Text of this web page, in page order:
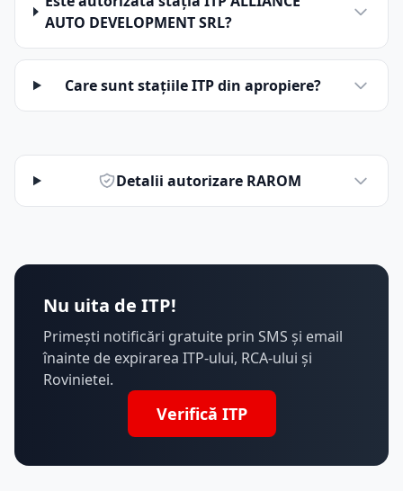
AUTO DEVELOPMENT SRL?
Care sunt stațiile ITP din apropiere?
Detalii autorizare RAROM
Nu uita de ITP!
Primești notificări gratuite prin SMS și email
înainte de expirarea ITP-ului, RCA-ului și
Rovinietei.
Verifică ITP